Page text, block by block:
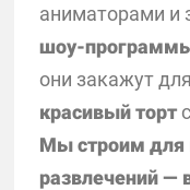
аниматорами и
шоу-
они закажут
красивый торт
Мы строим для
развлечений —